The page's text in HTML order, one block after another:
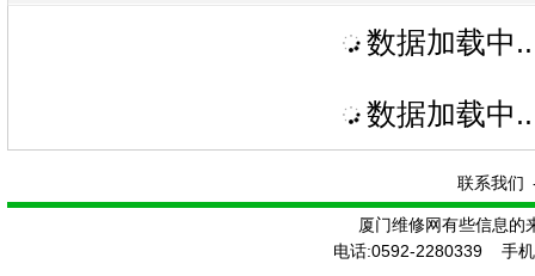
数据加载中
数据加载中
联系我们
厦门维修网有些信息的
电话:0592-2280339 手